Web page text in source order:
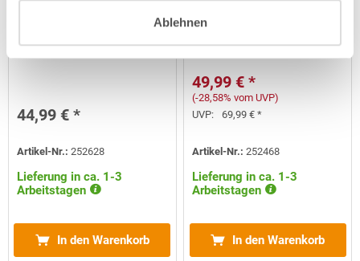
Ablehnen
50/80
44,99 € *
Artikel-Nr.:252628
Lieferung in ca. 1-3
Arbeitstagen
In den Warenkorb
Ersatz-Filtersack für Pool
Blaster Catfish
49,99 € *
(-28,58% vom UVP)
UVP:
69,99 € *
Artikel-Nr.:252468
Lieferung in ca. 1-3
Arbeitstagen
In den Warenkorb